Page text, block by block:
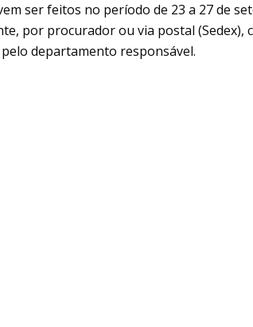
ser feitos no período de 23 a 27 de
por procurador ou via postal (Sedex),
departamento responsável.